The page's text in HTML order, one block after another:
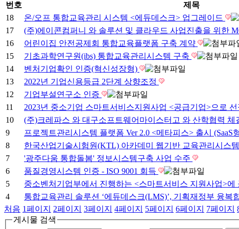
번호 제목
18
온/오프 통합교육관리 시스템 <에듀데스크> 업그레이드
17
(주)에이콘컴퍼니 와 솔루션 및 클라우드 사업진출을 위한
16
어린이집 안전공제회 통합교육플랫폼 구축 계약
15
기초과학연구원(ibs) 통합교육관리시스템 구축
14
벤처기업확인 인증(혁신성장형)
13
2022년 기업신용등급 2단계 상향조정
12
기업부설연구소 인증
11
2023년 중소기업 스마트서비스지원사업 <공급기업>으로 선
10
(주)크레파스 와 대구소프트웨어마이스터고 와 산학협력 체
9
프로젝트관리시스템 플랫폼 Ver 2.0 <메타피스> 출시 (SaaS
8
한국산업기술시험원(KTL) 아카데미 웹기반 교육관리시스
7
'광주다움 통합돌봄' 정보시스템구축 사업 수주
6
품질경영시스템 인증 - ISO 9001 회득
5
중소벤처기업부에서 진행하는 <스마트서비스 지원사업>에
4
통합교육관리 솔루션 ‘에듀데스크(LMS)’, 기획재정부 융복
처음 1페이지 2페이지 3페이지 4페이지 5페이지 6페이지 7페이지
게시물 검색